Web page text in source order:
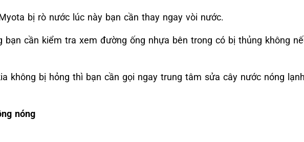
bị rò nước lúc này bạn cần thay ngay vòi nước.
bạn cần kiểm tra xem đường ống nhựa bên trong có bị thủng không
không bị hỏng thì bạn cần gọi ngay trung tâm sửa cây nước nóng
nóng